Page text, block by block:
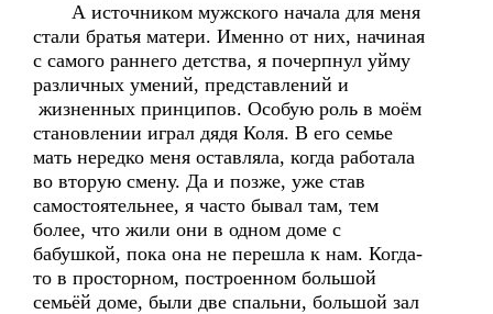
А источником мужского начала для меня
стали братья матери. Именно от них, начиная
с самого раннего детства, я почерпнул уйму
различных умений, представлений и
жизненных принципов. Особую роль в моём
становлении играл дядя Коля. В его семье
мать нередко меня оставляла, когда работала
во вторую смену. Да и позже, уже став
самостоятельнее, я часто бывал там, тем
более, что жили они в одном доме с
бабушкой, пока она не перешла к нам. Когда-
то в просторном, построенном большой
семьёй доме, были две спальни, большой зал